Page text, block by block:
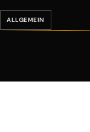
ALLGEMEIN